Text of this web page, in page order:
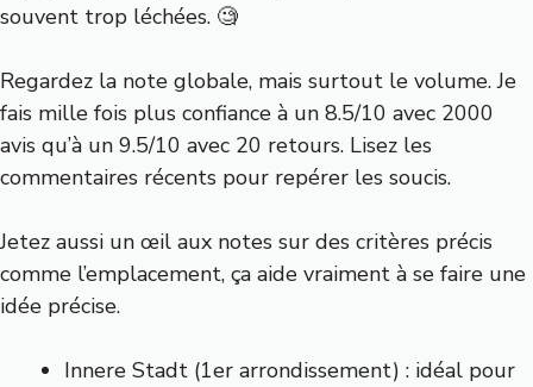
souvent trop léchées. 🧐
Regardez la note globale, mais surtout le volume. Je
fais mille fois plus confiance à un 8.5/10 avec 2000
avis qu’à un 9.5/10 avec 20 retours. Lisez les
commentaires récents pour repérer les soucis.
Jetez aussi un œil aux notes sur des critères précis
comme l’emplacement, ça aide vraiment à se faire une
idée précise.
Innere Stadt (1er arrondissement) : idéal pour